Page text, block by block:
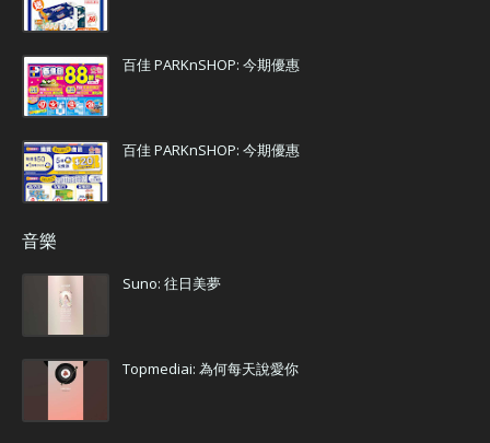
百佳 PARKnSHOP: 今期優惠
百佳 PARKnSHOP: 今期優惠
音樂
Suno: 往日美夢
Topmediai: 為何每天說愛你